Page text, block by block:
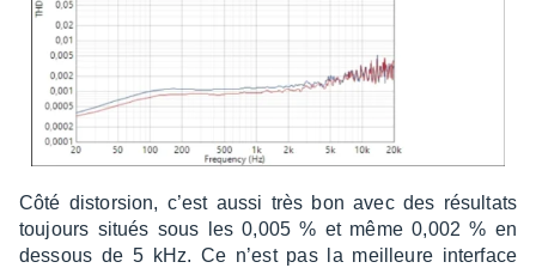
Côté distor­sion, c’est aussi très bon avec des résul­tats
toujours situés sous les 0,005 % et même 0,002 % en
dessous de 5 kHz. Ce n’est pas la meilleure inter­face